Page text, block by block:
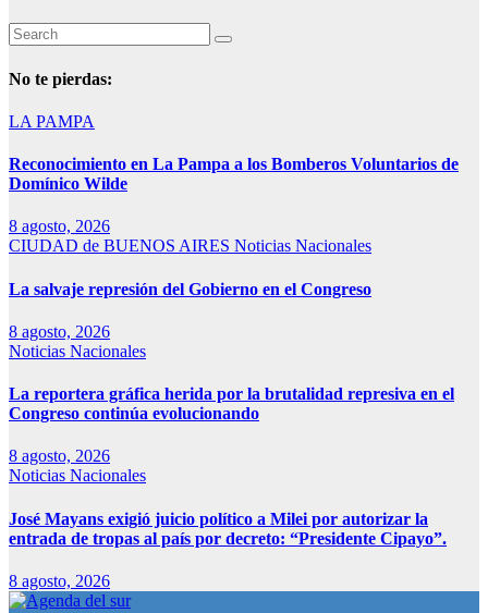
No te pierdas:
LA PAMPA
Reconocimiento en La Pampa a los Bomberos Voluntarios de
Domínico Wilde
8 agosto, 2026
CIUDAD de BUENOS AIRES Noticias Nacionales
La salvaje represión del Gobierno en el Congreso
8 agosto, 2026
Noticias Nacionales
La reportera gráfica herida por la brutalidad represiva en el
Congreso continúa evolucionando
8 agosto, 2026
Noticias Nacionales
José Mayans exigió juicio político a Milei por autorizar la
entrada de tropas al país por decreto: “Presidente Cipayo”.
8 agosto, 2026